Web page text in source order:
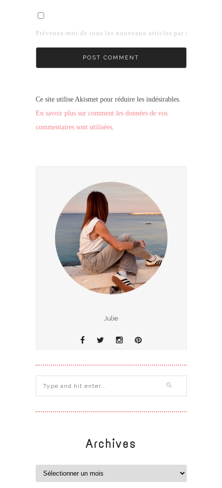
Prévenez-moi de tous les nouveaux articles par e-mail.
Ce site utilise Akismet pour réduire les indésirables.
En savoir plus sur comment les données de vos
commentaires sont utilisées.
Julie
Archives